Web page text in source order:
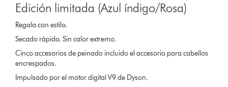
Edición limitada (Azul índigo/Rosa)
Regala con estilo.
Secado rápido. Sin calor extremo.
Cinco accesorios de peinado incluido el accesorio para cabellos
encrespados.
Impulsado por el motor digital V9 de Dyson.